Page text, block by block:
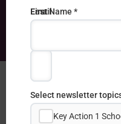
Πρόσκληση 2024
Χάρτη Erasmus
Εκπαίδευσης.
Email
First
Last Name *
Select newsletter
Key Action 1